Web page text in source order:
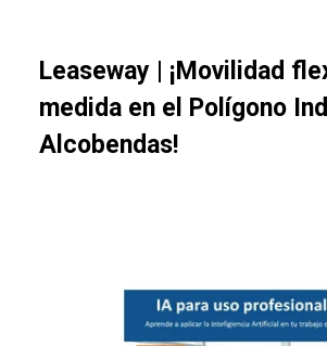
Leaseway | ¡Movilidad
medida en el Polígono
Alcobendas!